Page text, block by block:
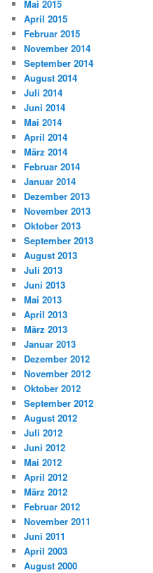
Mai 2015
April 2015
Februar 2015
November 2014
September 2014
August 2014
Juli 2014
Juni 2014
Mai 2014
April 2014
März 2014
Februar 2014
Januar 2014
Dezember 2013
November 2013
Oktober 2013
September 2013
August 2013
Juli 2013
Juni 2013
Mai 2013
April 2013
März 2013
Januar 2013
Dezember 2012
November 2012
Oktober 2012
September 2012
August 2012
Juli 2012
Juni 2012
Mai 2012
April 2012
März 2012
Februar 2012
November 2011
Juni 2011
April 2003
August 2000